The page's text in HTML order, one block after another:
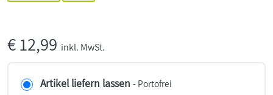
€12,99 inkl. MwSt.
Artikel liefern lassen - Portofrei